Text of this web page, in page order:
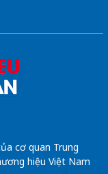
cơ quan Trung
hiệu Việt Nam